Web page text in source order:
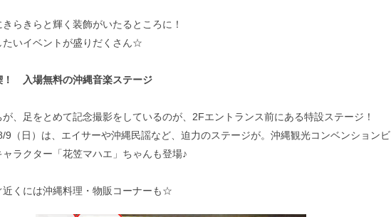
らきらと輝く装飾がいたるところに！
たいイベントが盛りだくさん☆
！ 入場無料の沖縄音楽ステージ
、足をとめて記念撮影をしているのが、2Fエントランス前にある特設ステージ！
9（日）は、エイサーや沖縄民謡など、迫力のステージが。沖縄観光コンベンションビ
ャラクター「花笠マハエ」ちゃんも登場♪
近くには沖縄料理・物販コーナーも☆